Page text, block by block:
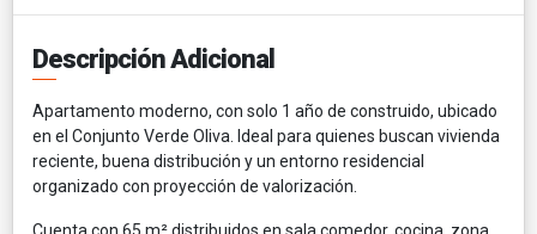
Descripción Adicional
Apartamento moderno, con solo 1 año de construido, ubicado
en el Conjunto Verde Oliva. Ideal para quienes buscan vivienda
reciente, buena distribución y un entorno residencial
organizado con proyección de valorización.